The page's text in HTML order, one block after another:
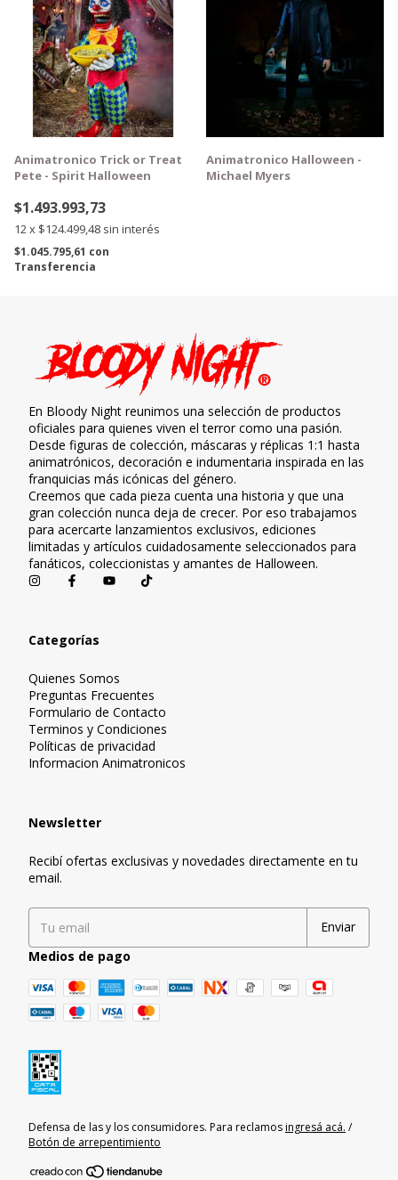
Animatronico Trick or Treat
Pete - Spirit Halloween
$1.493.993,73
12x $124.499,48 sin interés
$1.045.795,61 con
Transferencia
Animatronico Halloween -
Michael Myers
En Bloody Night reunimos una selección de productos
oficiales para quienes viven el terror como una pasión.
Desde figuras de colección, máscaras y réplicas 1:1 hasta
animatrónicos, decoración e indumentaria inspirada en las
franquicias más icónicas del género.
Creemos que cada pieza cuenta una historia y que una
gran colección nunca deja de crecer. Por eso trabajamos
para acercarte lanzamientos exclusivos, ediciones
limitadas y artículos cuidadosamente seleccionados para
fanáticos, coleccionistas y amantes de Halloween.
Categorías
Quienes Somos
Preguntas Frecuentes
Formulario de Contacto
Terminos y Condiciones
Políticas de privacidad
Informacion Animatronicos
Newsletter
Recibí ofertas exclusivas y novedades directamente en tu
email.
Medios de pago
Defensa de las y los consumidores. Para reclamosingresá acá. /
Botón de arrepentimiento